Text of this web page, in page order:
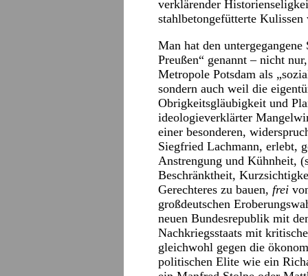
verklärender
stahlbetongefütterte Kulissen
Man hat den
Preußen“ genannt – nicht
Metropole Potsdam als
sondern auch weil die
Obrigkeitsgläubigkeit und
ideologieverklärter
einer besonderen,
Siegfried Lachmann, erlebt,
Anstrengung und Kühnheit,
Beschränktheit,
Gerechteres zu bauen, frei
großdeutschen
neuen Bundesrepublik mit
Nachkriegsstaats mit
gleichwohl gegen die
politischen Elite wie ein